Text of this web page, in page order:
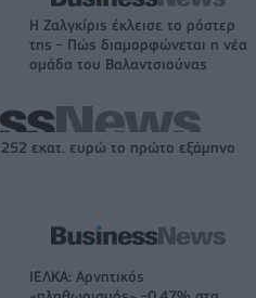
Η Ζαλγκίρις έκλεισε το ρόστερ
της - Πώς διαμορφώνεται η νέα
ομάδα του Βαλαντσιούνας
εκατ. ευρώ το πρώτο εξάμηνο
ΙΕΛΚΑ: Αρνητικός